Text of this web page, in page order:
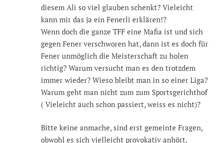
diesem Ali so viel glauben schenkt? Vieleicht
kann mir das ja ein Fenerli erklären!?
Wenn doch die ganze TFF eine Mafia ist und sich
gegen Fener verschworen hat, dann ist es doch für
Fener unmöglich die Meisterschaft zu holen
richtig? Warum versucht man es den trotzdem
immer wieder? Wieso bleibt man in so einer Liga?
Warum geht man nicht zum zum Sportsgerichthof
( Vieleicht auch schon passiert, weiss es nicht)?
Bitte keine anmache, sind erst gemeinte Fragen,
obwohl es sich vielleicht provokativ anhört.